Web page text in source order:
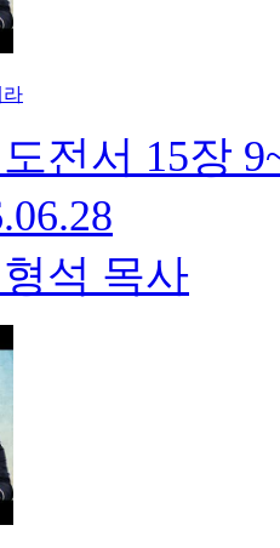
라
전서 15장
석 목사